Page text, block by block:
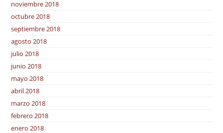
noviembre 2018
octubre 2018
septiembre 2018
agosto 2018
julio 2018
junio 2018
mayo 2018
abril 2018
marzo 2018
febrero 2018
enero 2018